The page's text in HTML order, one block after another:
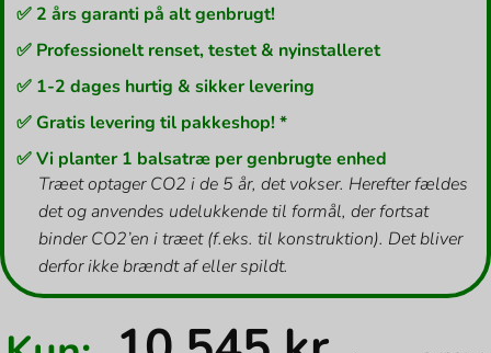
✅ 2 års garanti på alt genbrugt!
✅ Professionelt renset, testet & nyinstalleret
✅ 1-2 dages hurtig & sikker levering
✅ Gratis levering til pakkeshop! *
✅ Vi planter 1 balsatræ per genbrugte enhed
Træet optager CO2 i de 5 år, det vokser. Herefter fældes
det og anvendes udelukkende til formål, der fortsat
binder CO2’en i træet (f.eks. til konstruktion). Det bliver
derfor ikke brændt af eller spildt.